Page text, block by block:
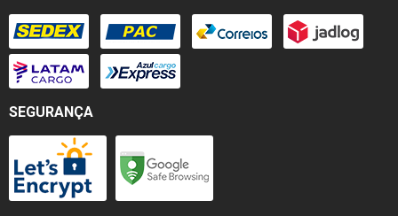
SEGURANÇA